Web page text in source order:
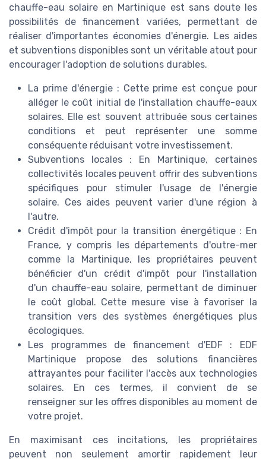
chauffe-eau solaire en Martinique est sans doute les
possibilités de financement variées, permettant de
réaliser d'importantes économies d'énergie. Les aides
et subventions disponibles sont un véritable atout pour
encourager l'adoption de solutions durables.
La prime d'énergie : Cette prime est conçue pour
alléger le coût initial de l'installation chauffe-eaux
solaires. Elle est souvent attribuée sous certaines
conditions et peut représenter une somme
conséquente réduisant votre investissement.
Subventions locales : En Martinique, certaines
collectivités locales peuvent offrir des subventions
spécifiques pour stimuler l'usage de l'énergie
solaire. Ces aides peuvent varier d'une région à
l'autre.
Crédit d'impôt pour la transition énergétique : En
France, y compris les départements d'outre-mer
comme la Martinique, les propriétaires peuvent
bénéficier d'un crédit d'impôt pour l'installation
d'un chauffe-eau solaire, permettant de diminuer
le coût global. Cette mesure vise à favoriser la
transition vers des systèmes énergétiques plus
écologiques.
Les programmes de financement d'EDF : EDF
Martinique propose des solutions financières
attrayantes pour faciliter l'accès aux technologies
solaires. En ces termes, il convient de se
renseigner sur les offres disponibles au moment de
votre projet.
En maximisant ces incitations, les propriétaires
peuvent non seulement amortir rapidement leur